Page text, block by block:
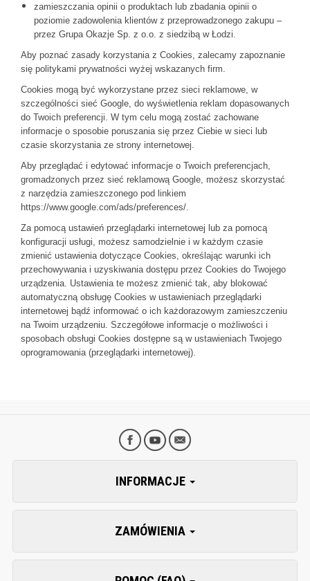
zamieszczania opinii o produktach lub zbadania opinii o
poziomie zadowolenia klientów z przeprowadzonego zakupu –
przez Grupa Okazje Sp. z o.o. z siedzibą w Łodzi.
Aby poznać zasady korzystania z Cookies, zalecamy zapoznanie
się politykami prywatności wyżej wskazanych firm.
Cookies mogą być wykorzystane przez sieci reklamowe, w
szczególności sieć Google, do wyświetlenia reklam dopasowanych
do Twoich preferencji. W tym celu mogą zostać zachowane
informacje o sposobie poruszania się przez Ciebie w sieci lub
czasie skorzystania ze strony internetowej.
Aby przeglądać i edytować informacje o Twoich preferencjach,
gromadzonych przez sieć reklamową Google, możesz skorzystać
z narzędzia zamieszczonego pod linkiem
https://www.google.com/ads/preferences/.
Za pomocą ustawień przeglądarki internetowej lub za pomocą
konfiguracji usługi, możesz samodzielnie i w każdym czasie
zmienić ustawienia dotyczące Cookies, określając warunki ich
przechowywania i uzyskiwania dostępu przez Cookies do Twojego
urządzenia. Ustawienia te możesz zmienić tak, aby blokować
automatyczną obsługę Cookies w ustawieniach przeglądarki
internetowej bądź informować o ich każdorazowym zamieszczeniu
na Twoim urządzeniu. Szczegółowe informacje o możliwości i
sposobach obsługi Cookies dostępne są w ustawieniach Twojego
oprogramowania (przeglądarki internetowej).
INFORMACJE
ZAMÓWIENIA